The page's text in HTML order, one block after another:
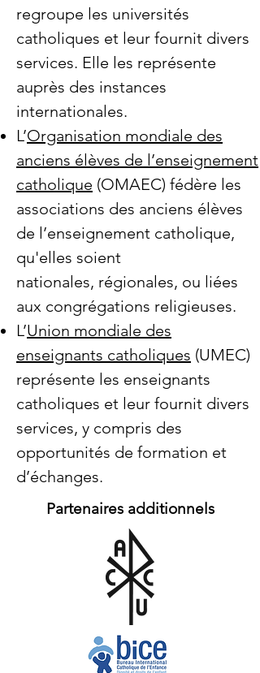
regroupe les universités
catholiques et leur fournit divers
services. Elle les représente
auprès des instances
internationales.
L’Organisation mondiale des
anciens élèves de l’enseignement
catholique (OMAEC) fédère les
associations des anciens élèves
de l’enseignement catholique,
qu'elles soient
nationales, régionales, ou liées
aux congrégations religieuses.
L’Union mondiale des
enseignants catholiques (UMEC)
représente les enseignants
catholiques et leur fournit divers
services, y compris des
opportunités de formation et
d’échanges.
Partenaires additionnels